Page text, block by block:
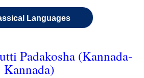
Languages
Padakosha (Kannada-
Kannada)